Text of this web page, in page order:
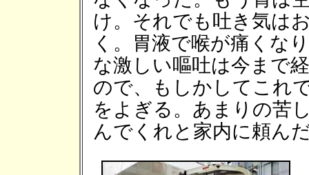
け。それでも吐き気は
く。胃液で喉が痛くな
な激しい嘔吐は今まで
ので、もしかしてこれ
をよぎる。あまりの苦
んでくれと家内に頼ん